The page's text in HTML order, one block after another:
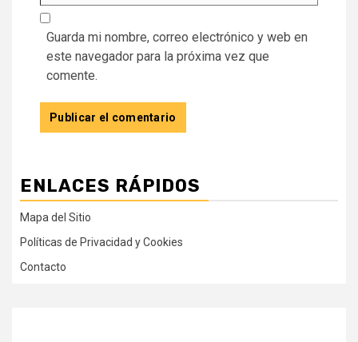
Guarda mi nombre, correo electrónico y web en
este navegador para la próxima vez que
comente.
ENLACES RÁPIDOS
Mapa del Sitio
Políticas de Privacidad y Cookies
Contacto